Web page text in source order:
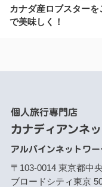
カナダ産ロブスターを
で美味しく！
個人旅行専門店
カナディアンネ
アルパインネットワ
〒103-0014 東京都中
ブロードシティ東京